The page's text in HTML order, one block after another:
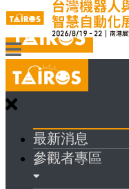
最新消息
參觀者專區